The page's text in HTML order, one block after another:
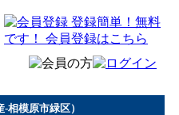
相模原市緑区）